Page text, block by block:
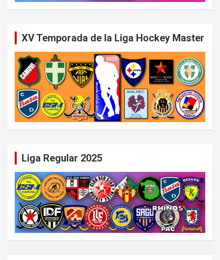
XV Temporada de la Liga Hockey Master
Liga Regular 2025